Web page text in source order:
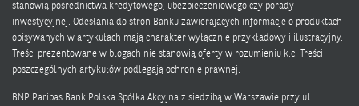
stanowią pośrednictwa kredytowego, ubezpieczeniowego czy porady
inwestycyjnej. Odesłania do stron Banku zawierających informacje o produktach
opisywanych w artykułach mają charakter wyłącznie przykładowy i ilustracyjny.
Treści prezentowane w blogach nie stanowią oferty w rozumieniu k.c. Treści
poszczególnych artykułów podlegają ochronie prawnej.
BNP Paribas Bank Polska Spółka Akcyjna z siedzibą w Warszawie przy ul.